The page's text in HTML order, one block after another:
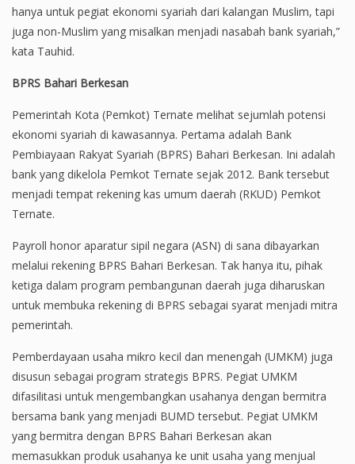
hanya untuk pegiat ekonomi syariah dari kalangan Muslim, tapi
juga non-Muslim yang misalkan menjadi nasabah bank syariah,”
kata Tauhid.
BPRS Bahari Berkesan
Pemerintah Kota (Pemkot) Ternate melihat sejumlah potensi
ekonomi syariah di kawasannya. Pertama adalah Bank
Pembiayaan Rakyat Syariah (BPRS) Bahari Berkesan. Ini adalah
bank yang dikelola Pemkot Ternate sejak 2012. Bank tersebut
menjadi tempat rekening kas umum daerah (RKUD) Pemkot
Ternate.
Payroll honor aparatur sipil negara (ASN) di sana dibayarkan
melalui rekening BPRS Bahari Berkesan. Tak hanya itu, pihak
ketiga dalam program pembangunan daerah juga diharuskan
untuk membuka rekening di BPRS sebagai syarat menjadi mitra
pemerintah.
Pemberdayaan usaha mikro kecil dan menengah (UMKM) juga
disusun sebagai program strategis BPRS. Pegiat UMKM
difasilitasi untuk mengembangkan usahanya dengan bermitra
bersama bank yang menjadi BUMD tersebut. Pegiat UMKM
yang bermitra dengan BPRS Bahari Berkesan akan
memasukkan produk usahanya ke unit usaha yang menjual